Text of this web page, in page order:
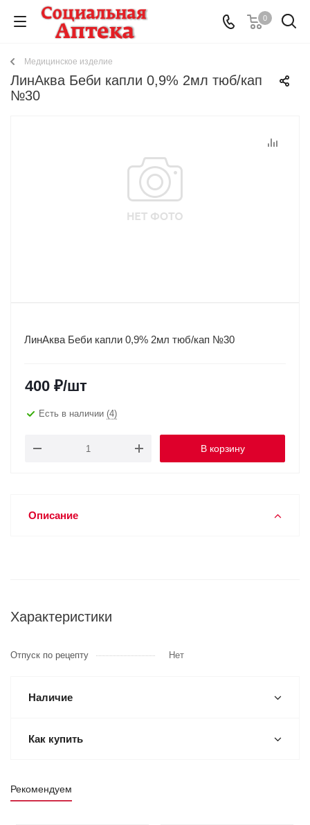
0
Медицинское изделие
ЛинАква Беби капли 0,9% 2мл тюб/кап
№30
ЛинАква Беби капли 0,9% 2мл тюб/кап №30
400 ₽/шт
Есть в наличии (4)
В корзину
Описание
Характеристики
Отпуск по рецепту Нет
Наличие
Как купить
Рекомендуем